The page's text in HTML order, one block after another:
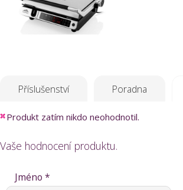
Příslušenství Poradna
Produkt zatím nikdo neohodnotil.
Vaše hodnocení produktu.
Jméno *